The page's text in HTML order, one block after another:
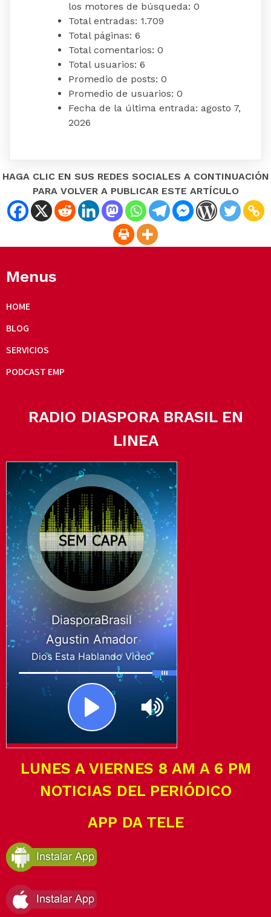
los motores de búsqueda: 0
Total entradas: 1.709
Total páginas: 6
Total comentarios: 0
Total usuarios: 6
Promedio de posts: 0
Promedio de usuarios: 0
Fecha de la última entrada: agosto 7,
2026
HAGA CLIC EN SUS REDES SOCIALES A CONTINUACIÓN
PARA VOLVER A PUBLICAR ESTE ARTÍCULO
Menus
HOME
BLOG
SERVICIOS
PODCAST EMP
RADIO DIASPORA BRASIL EN
LINEA
LUNES A VIERNES 8 AM A 6 PM
NOTICIAS DEL PERIÓDICO
APP DA TELE